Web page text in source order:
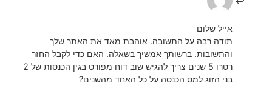
אייל שלום
תודה רבה על התשובה. אוהבת מאד את האתר שלך
והתשובות. ברשותך אמשיך בשאלה. האם כדי לקבל החזר
רטרו 5 שנים צריך להגיש שוב דוח מפורט בגין הכנסות של 2
בני הזוג למס הכנסה על כל האחד מהשנים?